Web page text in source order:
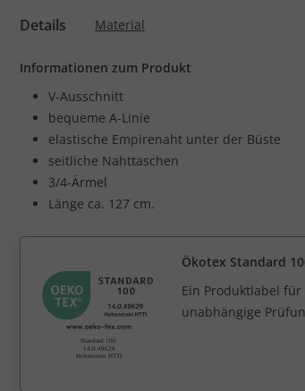
Details Material
Informationen zum Produkt
V-Ausschnitt
bequeme A-Linie
elastische Empirenaht unter der Büste
seitliche Nahttaschen
3/4-Ärmel
Länge ca. 127 cm.
Ökotex Standard
Ein Produktlabel
unabhängige